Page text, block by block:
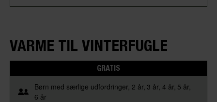
VARME TIL VINTERFUGLE
GRATIS
Børn med særlige udfordringer 2 år 3 år 4 år 5 år
6 år